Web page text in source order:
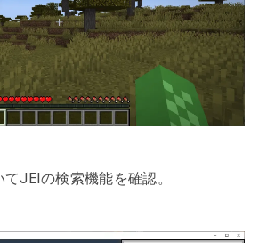
JEIの検索機能を確認。